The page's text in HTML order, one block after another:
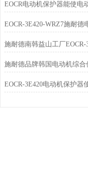
EOCR-3E420电动机保护器